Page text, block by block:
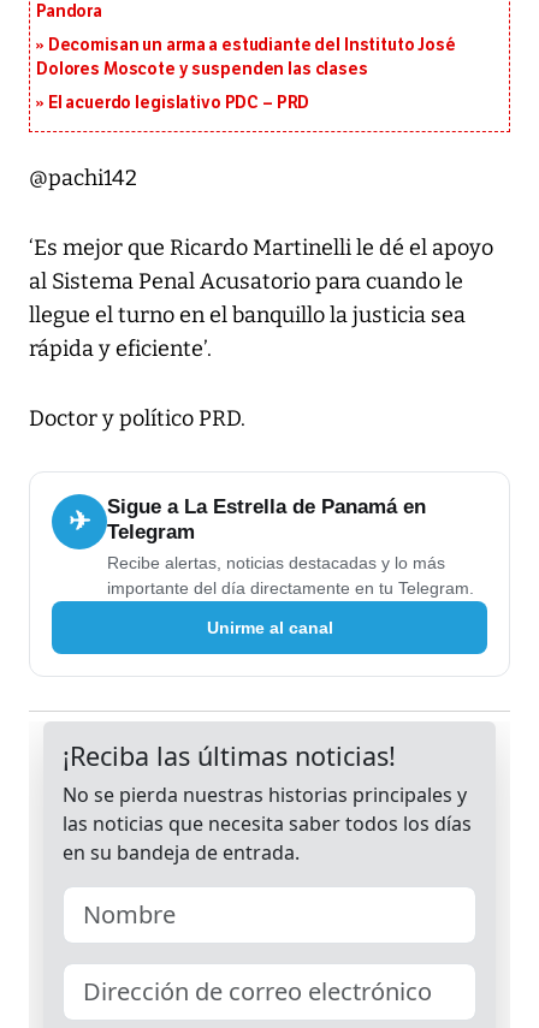
Pandora
Decomisan un arma a estudiante del Instituto José
Dolores Moscote y suspenden las clases
El acuerdo legislativo PDC – PRD
@pachi142
‘Es mejor que Ricardo Martinelli le dé el apoyo
al Sistema Penal Acusatorio para cuando le
llegue el turno en el banquillo la justicia sea
rápida y eficiente’.
Doctor y político PRD.
✈
Sigue a La Estrella de Panamá en
Telegram
Recibe alertas, noticias destacadas y lo más
importante del día directamente en tu Telegram.
Unirme al canal